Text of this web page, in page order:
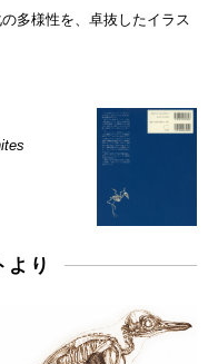
多様性を、卓抜したイラス
より